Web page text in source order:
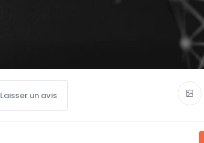
Laisser un avis